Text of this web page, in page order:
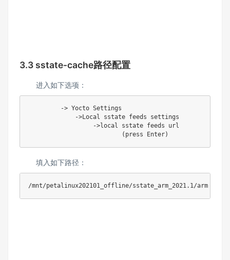
3.3 sstate-cache路径配置
进入如下选项：
         -> Yocto Settings
             ->Local sstate feeds settings
                  ->local sstate feeds url
                          (press Enter)
填入如下路径：
/mnt/petalinux202101_offline/sstate_arm_2021.1/arm